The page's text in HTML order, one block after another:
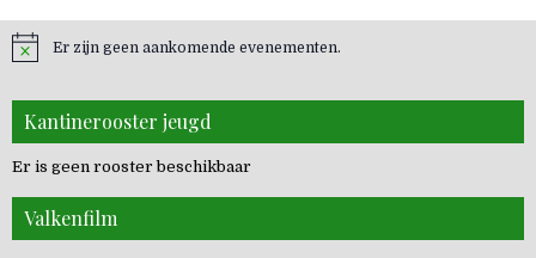
Er zijn geen aankomende evenementen.
Kantinerooster jeugd
Er is geen rooster beschikbaar
Valkenfilm